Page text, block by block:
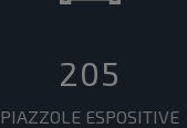
205
PIAZZOLE ESPOSITIVE